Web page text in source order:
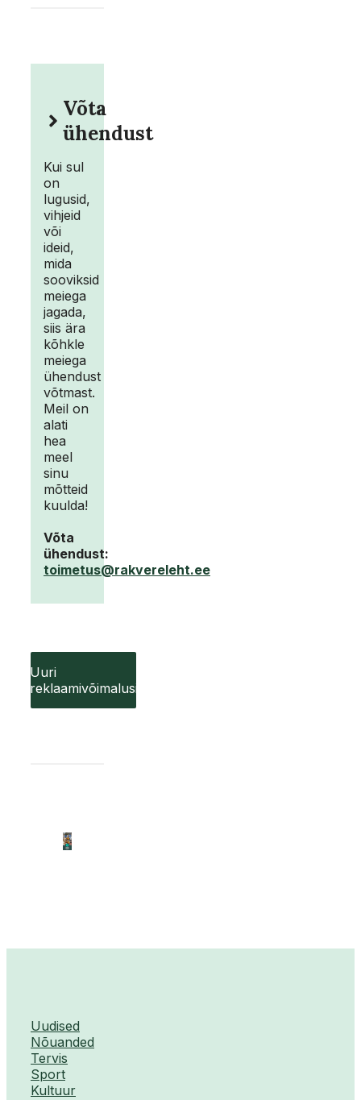
Võta
ühendust
Kui sul
on
lugusid,
vihjeid
või
ideid,
mida
sooviksid
meiega
jagada,
siis ära
kõhkle
meiega
ühendust
võtmast.
Meil on
alati
hea
meel
sinu
mõtteid
kuulda!
Võta
ühendust:
toimetus@rakvereleht.ee
Uuri
reklaamivõimalusi
Uudised
Nõuanded
Tervis
Sport
Kultuur